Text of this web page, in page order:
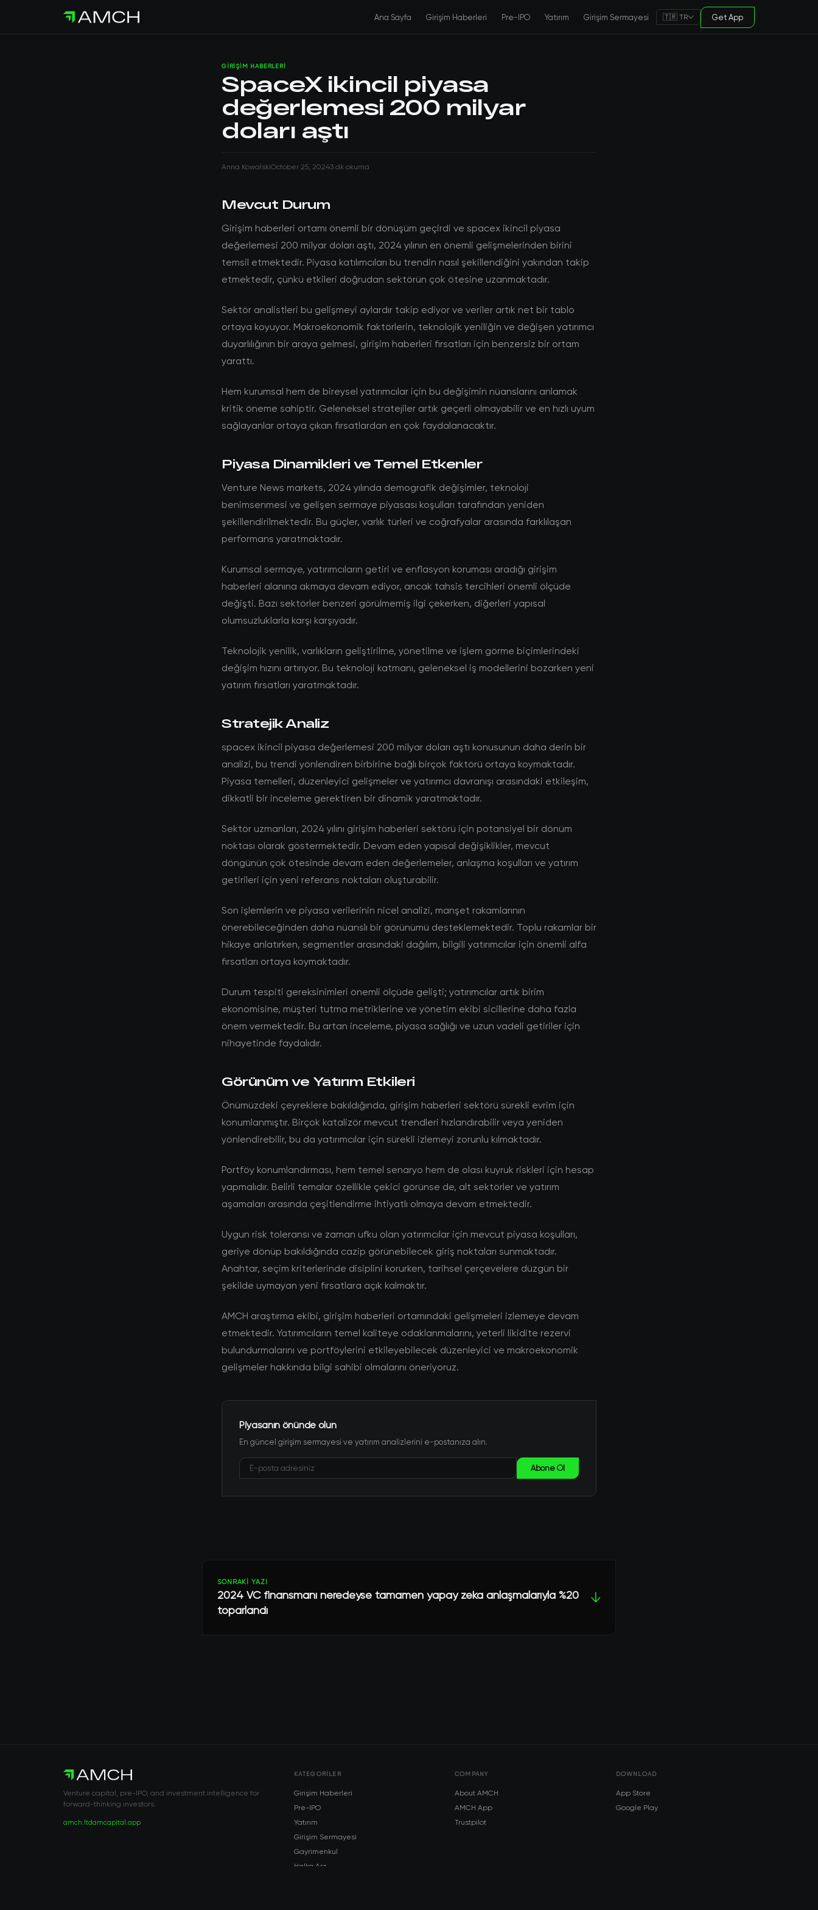
Ana Sayfa Girişim Haberleri Pre-IPO Yatırım Girişim Sermayesi 🇹🇷 TR Get App
GIRIŞIM HABERLERI
SpaceX ikincil piyasa
değerlemesi 200 milyar
doları aştı
Anna KowalskiOctober 25, 20243 dk okuma
Mevcut Durum
Girişim haberleri ortamı önemli bir dönüşüm geçirdi ve spacex ikincil piyasa
değerlemesi 200 milyar doları aştı, 2024 yılının en önemli gelişmelerinden birini
temsil etmektedir. Piyasa katılımcıları bu trendin nasıl şekillendiğini yakından takip
etmektedir, çünkü etkileri doğrudan sektörün çok ötesine uzanmaktadır.
Sektör analistleri bu gelişmeyi aylardır takip ediyor ve veriler artık net bir tablo
ortaya koyuyor. Makroekonomik faktörlerin, teknolojik yeniliğin ve değişen yatırımcı
duyarlılığının bir araya gelmesi, girişim haberleri fırsatları için benzersiz bir ortam
yarattı.
Hem kurumsal hem de bireysel yatırımcılar için bu değişimin nüanslarını anlamak
kritik öneme sahiptir. Geleneksel stratejiler artık geçerli olmayabilir ve en hızlı uyum
sağlayanlar ortaya çıkan fırsatlardan en çok faydalanacaktır.
Piyasa Dinamikleri ve Temel Etkenler
Venture News markets, 2024 yılında demografik değişimler, teknoloji
benimsenmesi ve gelişen sermaye piyasası koşulları tarafından yeniden
şekillendirilmektedir. Bu güçler, varlık türleri ve coğrafyalar arasında farklılaşan
performans yaratmaktadır.
Kurumsal sermaye, yatırımcıların getiri ve enflasyon koruması aradığı girişim
haberleri alanına akmaya devam ediyor, ancak tahsis tercihleri önemli ölçüde
değişti. Bazı sektörler benzeri görülmemiş ilgi çekerken, diğerleri yapısal
olumsuzluklarla karşı karşıyadır.
Teknolojik yenilik, varlıkların geliştirilme, yönetilme ve işlem görme biçimlerindeki
değişim hızını artırıyor. Bu teknoloji katmanı, geleneksel iş modellerini bozarken yeni
yatırım fırsatları yaratmaktadır.
Stratejik Analiz
spacex ikincil piyasa değerlemesi 200 milyar doları aştı konusunun daha derin bir
analizi, bu trendi yönlendiren birbirine bağlı birçok faktörü ortaya koymaktadır.
Piyasa temelleri, düzenleyici gelişmeler ve yatırımcı davranışı arasındaki etkileşim,
dikkatli bir inceleme gerektiren bir dinamik yaratmaktadır.
Sektör uzmanları, 2024 yılını girişim haberleri sektörü için potansiyel bir dönüm
noktası olarak göstermektedir. Devam eden yapısal değişiklikler, mevcut
döngünün çok ötesinde devam eden değerlemeler, anlaşma koşulları ve yatırım
getirileri için yeni referans noktaları oluşturabilir.
Son işlemlerin ve piyasa verilerinin nicel analizi, manşet rakamlarının
önerebileceğinden daha nüanslı bir görünümü desteklemektedir. Toplu rakamlar bir
hikaye anlatırken, segmentler arasındaki dağılım, bilgili yatırımcılar için önemli alfa
fırsatları ortaya koymaktadır.
Durum tespiti gereksinimleri önemli ölçüde gelişti; yatırımcılar artık birim
ekonomisine, müşteri tutma metriklerine ve yönetim ekibi sicillerine daha fazla
önem vermektedir. Bu artan inceleme, piyasa sağlığı ve uzun vadeli getiriler için
nihayetinde faydalıdır.
Görünüm ve Yatırım Etkileri
Önümüzdeki çeyreklere bakıldığında, girişim haberleri sektörü sürekli evrim için
konumlanmıştır. Birçok katalizör mevcut trendleri hızlandırabilir veya yeniden
yönlendirebilir, bu da yatırımcılar için sürekli izlemeyi zorunlu kılmaktadır.
Portföy konumlandırması, hem temel senaryo hem de olası kuyruk riskleri için hesap
yapmalıdır. Belirli temalar özellikle çekici görünse de, alt sektörler ve yatırım
aşamaları arasında çeşitlendirme ihtiyatlı olmaya devam etmektedir.
Uygun risk toleransı ve zaman ufku olan yatırımcılar için mevcut piyasa koşulları,
geriye dönüp bakıldığında cazip görünebilecek giriş noktaları sunmaktadır.
Anahtar, seçim kriterlerinde disiplini korurken, tarihsel çerçevelere düzgün bir
şekilde uymayan yeni fırsatlara açık kalmaktır.
AMCH araştırma ekibi, girişim haberleri ortamındaki gelişmeleri izlemeye devam
etmektedir. Yatırımcıların temel kaliteye odaklanmalarını, yeterli likidite rezervi
bulundurmalarını ve portföylerini etkileyebilecek düzenleyici ve makroekonomik
gelişmeler hakkında bilgi sahibi olmalarını öneriyoruz.
Piyasanın önünde olun
En güncel girişim sermayesi ve yatırım analizlerini e-postanıza alın.
Abone Ol
SONRAKI YAZI
2024 VC finansmanı neredeyse tamamen yapay zeka anlaşmalarıyla %20
toparlandı
↓
Venture capital, pre-IPO, and investment intelligence for
forward-thinking investors.
amch.ltdamcapital.app
KATEGORILER
Girişim Haberleri
Pre-IPO
Yatırım
Girişim Sermayesi
Gayrimenkul
Halka Arz
COMPANY
About AMCH
AMCH App
Trustpilot
DOWNLOAD
App Store
Google Play